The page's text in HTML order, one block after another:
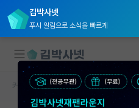
김박사넷
푸시 알림으로 소식을 빠르게
대학원생 모집
커뮤니티 홈 자유 게시판(아무개랩)